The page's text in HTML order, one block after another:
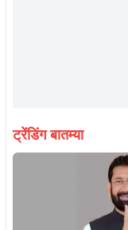
ट्रेंडिंग बातम्या